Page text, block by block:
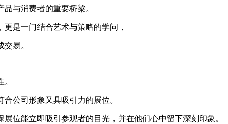
与消费者的重要桥梁。
是一门结合艺术与策略的学问，
易。
公司形象又具吸引力的展位。
位能立即吸引参观者的目光，并在他们心中留下深刻印象。